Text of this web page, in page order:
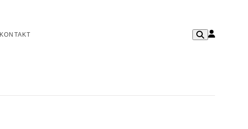
KONTAKT